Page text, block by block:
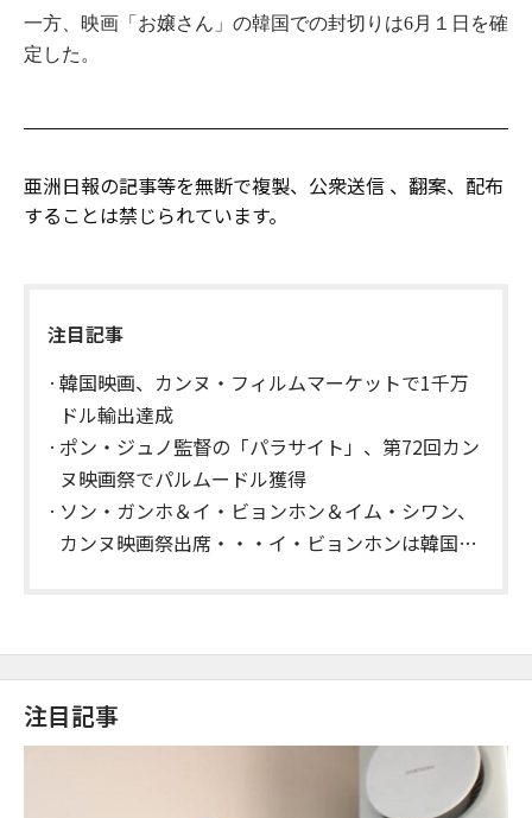
一方、映画「お嬢さん」の韓国での封切りは6月１日を確
定した。
亜洲日報の記事等を無断で複製、公衆送信 、翻案、配布
することは禁じられています。
注目記事
韓国映画、カンヌ・フィルムマーケットで1千万
ドル輸出達成
ポン・ジュノ監督の「パラサイト」、第72回カン
ヌ映画祭でパルムードル獲得
ソン・ガンホ＆イ・ビョンホン＆イム・シワン、
カンヌ映画祭出席・・・イ・ビョンホンは韓国俳
注目記事